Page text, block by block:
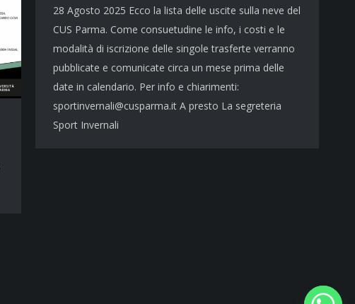
28 Agosto 2025 Ecco la lista delle uscite sulla neve del
CUS Parma. Come consuetudine le info, i costi e le
modalità di iscrizione delle singole trasferte verranno
pubblicate e comunicate circa un mese prima delle
date in calendario. Per info e chiarimenti:
sportinvernali@cusparma.it A presto La segreteria
Sport Invernali